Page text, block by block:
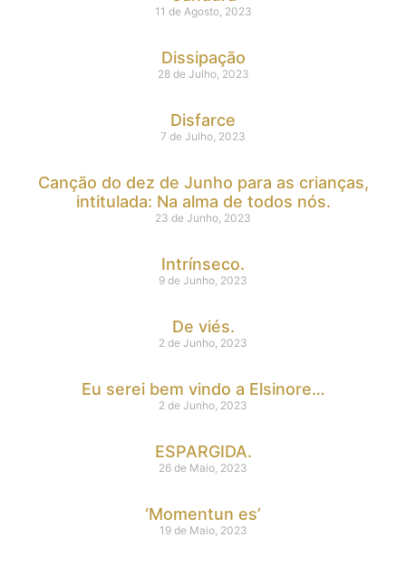
11 de Agosto, 2023
Dissipação
28 de Julho, 2023
Disfarce
7 de Julho, 2023
Canção do dez de Junho para as crianças,
intitulada: Na alma de todos nós.
23 de Junho, 2023
Intrínseco.
9 de Junho, 2023
De viés.
2 de Junho, 2023
Eu serei bem vindo a Elsinore…
2 de Junho, 2023
ESPARGIDA.
26 de Maio, 2023
‘Momentun es’
19 de Maio, 2023